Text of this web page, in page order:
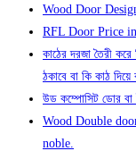
Wood Door
RFL Door Price
কাঠের দরজা তৈরী
ঠকাবে বা কি কাঠ
উড কম্পোসিট ডোর বা
Wood Double
noble.